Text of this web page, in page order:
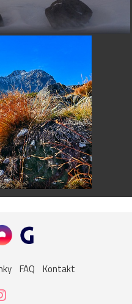
FAQ Kontakt